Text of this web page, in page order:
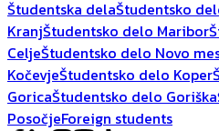
Študentska delaŠtudentsko
KranjŠtudentsko delo Maribor
CeljeŠtudentsko delo Novo
KočevjeŠtudentsko delo Koper
GoricaŠtudentsko delo Goriška
PosočjeForeign students